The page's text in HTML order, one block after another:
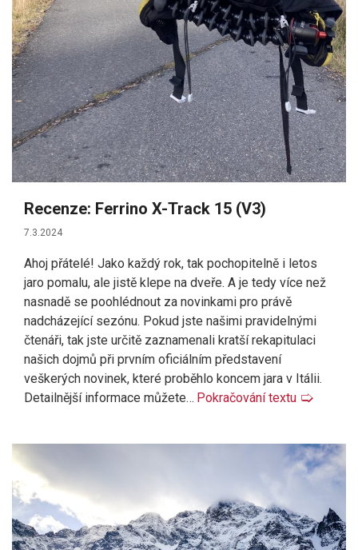
Recenze: Ferrino X-Track 15 (V3)
7.3.2024
Ahoj přátelé! Jako každý rok, tak pochopitelně i letos
jaro pomalu, ale jistě klepe na dveře. A je tedy více než
nasnadě se poohlédnout za novinkami pro právě
nadcházející sezónu. Pokud jste našimi pravidelnými
čtenáři, tak jste určitě zaznamenali kratší rekapitulaci
našich dojmů při prvním oficiálním představení
veškerých novinek, které proběhlo koncem jara v Itálii.
Detailnější informace můžete… Pokračování textu 🢡